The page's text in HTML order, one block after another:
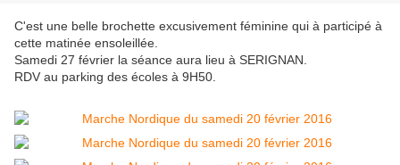
C'est une belle brochette excusivement féminine qui à participé à
cette matinée ensoleillée.
Samedi 27 février la séance aura lieu à SERIGNAN.
RDV au parking des écoles à 9H50.